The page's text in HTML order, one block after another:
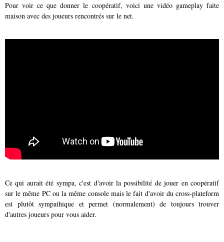
Pour voir ce que donner le coopératif, voici une vidéo gameplay faite
maison avec des joueurs rencontrés sur le net.
Ce qui aurait été sympa, c'est d'avoir la possibilité de jouer en coopératif
sur le même PC ou la même console mais le fait d'avoir du cross-plateform
est plutôt sympathique et permet (normalement) de toujours trouver
d'autres joueurs pour vous aider.